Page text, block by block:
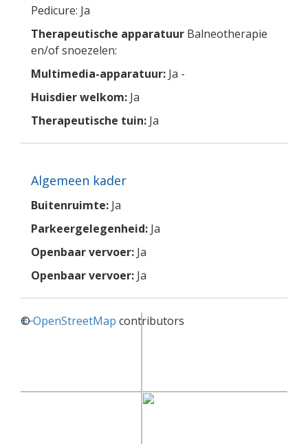
Pedicure: Ja
Therapeutische apparatuur Balneotherapie
en/of snoezelen:
Multimedia-apparatuur: Ja -
Huisdier welkom: Ja
Therapeutische tuin: Ja
Algemeen kader
Buitenruimte: Ja
Parkeergelegenheid: Ja
Openbaar vervoer: Ja
Openbaar vervoer: Ja
+−
©OpenStreetMap contributors